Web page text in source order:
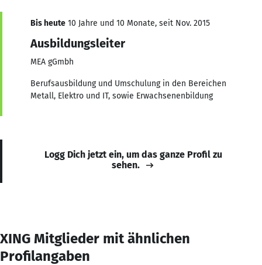
Bis heute 10 Jahre und 10 Monate, seit Nov. 2015
Ausbildungsleiter
MEA gGmbh
Berufsausbildung und Umschulung in den Bereichen
Metall, Elektro und IT, sowie Erwachsenenbildung
Logg Dich jetzt ein, um das ganze Profil zu
sehen.
XING Mitglieder mit ähnlichen
Profilangaben